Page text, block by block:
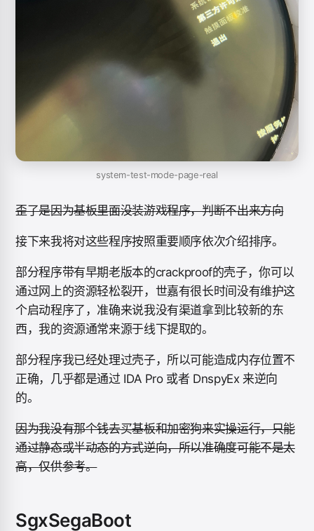
system-test-mode-page-real
歪了是因为基板里面没装游戏程序，判断不出来方向
接下来我将对这些程序按照重要顺序依次介绍排序。
部分程序带有早期老版本的crackproof的壳子，你可以
通过网上的资源轻松裂开，世嘉有很长时间没有维护这
个启动程序了，准确来说我没有渠道拿到比较新的东
西，我的资源通常来源于线下提取的。
部分程序我已经处理过壳子，所以可能造成内存位置不
正确，几乎都是通过 IDA Pro 或者 DnspyEx 来逆向
的。
因为我没有那个钱去买基板和加密狗来实操运行，只能
通过静态或半动态的方式逆向，所以准确度可能不是太
高，仅供参考。
SgxSegaBoot